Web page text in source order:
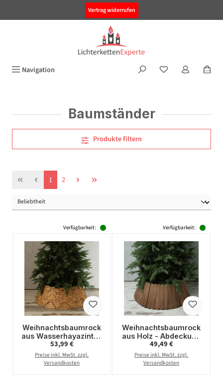
Vertrag widerrufen
Navigation
Baumständer
Produkte filtern
Seite
1 Seite
2
Verfügbarkeit:
Weihnachtsbaumrock
aus Wasserhayazinthe
- Abdeckung für
Baumständer - D:
70cm - 3teilig
Regulärer Preis:
53,99 €
Preise inkl. MwSt. zzgl.
Versandkosten
Verfügbarkeit:
Weihnachtsbaumrock
aus Holz - Abdeckung
für Baumständer - D:
70cm - faltbar - braun
Regulärer Preis:
49,49 €
Preise inkl. MwSt. zzgl.
Versandkosten